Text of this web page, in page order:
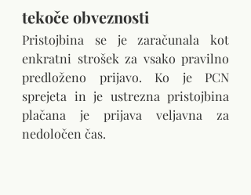
tekoče obveznosti
Pristojbina se je zaračunala kot
enkratni strošek za vsako pravilno
predloženo prijavo. Ko je PCN
sprejeta in je ustrezna pristojbina
plačana je prijava veljavna za
nedoločen čas.